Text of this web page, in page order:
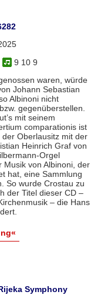
9 10 9
waren, würde
Johann Sebastian
Albinoni nicht
gegenüberstellen.
mit seinem
comparationis ist
Oberlausitz mit der
Heinrich Graf von
Orgel
von Albinoni, der
hat, eine Sammlung
So wurde Crostau zu
der Titel dieser CD –
– die Hans
Symphony